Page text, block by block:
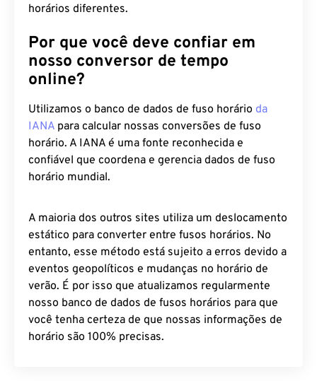
horários diferentes.
Por que você deve confiar em
nosso conversor de tempo
online?
Utilizamos o banco de dados de fuso horário da
IANA para calcular nossas conversões de fuso
horário. A IANA é uma fonte reconhecida e
confiável que coordena e gerencia dados de fuso
horário mundial.
A maioria dos outros sites utiliza um deslocamento
estático para converter entre fusos horários. No
entanto, esse método está sujeito a erros devido a
eventos geopolíticos e mudanças no horário de
verão. É por isso que atualizamos regularmente
nosso banco de dados de fusos horários para que
você tenha certeza de que nossas informações de
horário são 100% precisas.